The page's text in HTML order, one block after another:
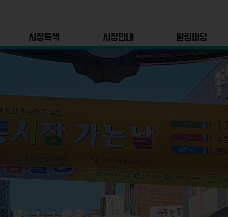
시장특색 시장안내 알림마당